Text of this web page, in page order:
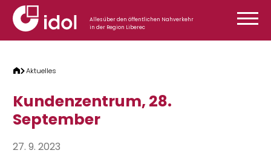
Zum Inhalt springen
Alles über den öffentlichen Nahverkehr
in der Region Liberec
Aktuelles
Kundenzentrum, 28.
September
27. 9. 2023